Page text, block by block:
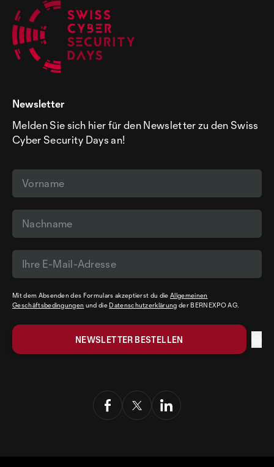
Newsletter
Melden Sie sich hier für den Newsletter zu den Swiss
Cyber Security Days an!
Mit dem Absenden des Formulars akzeptierst du dieAllgemeinen
Geschäftsbedingungen und die Datenschutzerklärung der BERNEXPO AG.